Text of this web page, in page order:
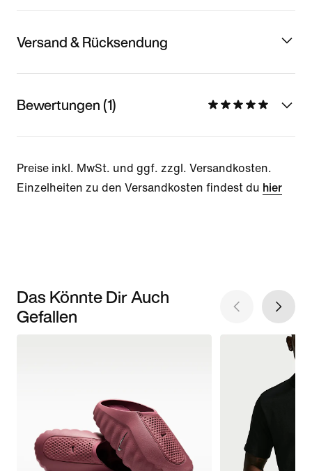
Versand & Rücksendung
Bewertungen (1)
Preise inkl. MwSt. und ggf. zzgl. Versandkosten.
Einzelheiten zu den Versandkosten findest du hier
Das Könnte Dir Auch
Gefallen